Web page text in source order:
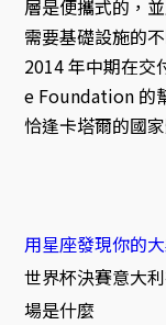
層是便攜式的，
需要基礎設施的
2014 年中期在交
e Foundation 的
恰逢卡塔爾的國
用星座發現你的
世界杯決賽意大
場是什麼